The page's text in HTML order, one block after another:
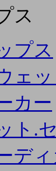
ス
プス
ェッ
カー
ト.
デ